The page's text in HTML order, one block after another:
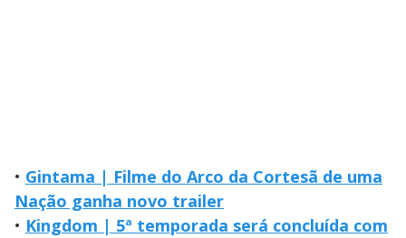
• Gintama | Filme do Arco da Cortesã de uma
Nação ganha novo trailer
• Kingdom | 5ª temporada será concluída com